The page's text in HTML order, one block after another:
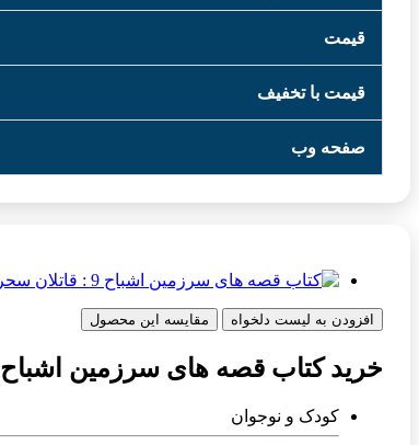
قیمت
قیمت با تخفیف
صفحه وب
افزودن به لیست دلخواه مقایسه این محصول
خرید کتاب قصه های سرزمین اشباح 9 : قاتلان سحر
کودک و نوجوان